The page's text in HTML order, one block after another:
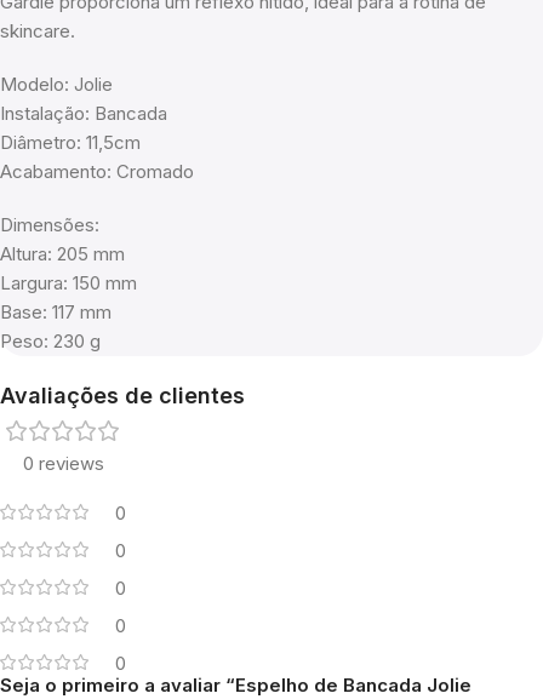
skincare.
Modelo: Jolie
Instalação: Bancada
Diâmetro: 11,5cm
Acabamento: Cromado
Dimensões:
Altura: 205 mm
Largura: 150 mm
Base: 117 mm
Peso: 230 g
Avaliações de clientes
0 reviews
0
0
0
0
0
Seja o primeiro a avaliar “Espelho de Bancada Jolie